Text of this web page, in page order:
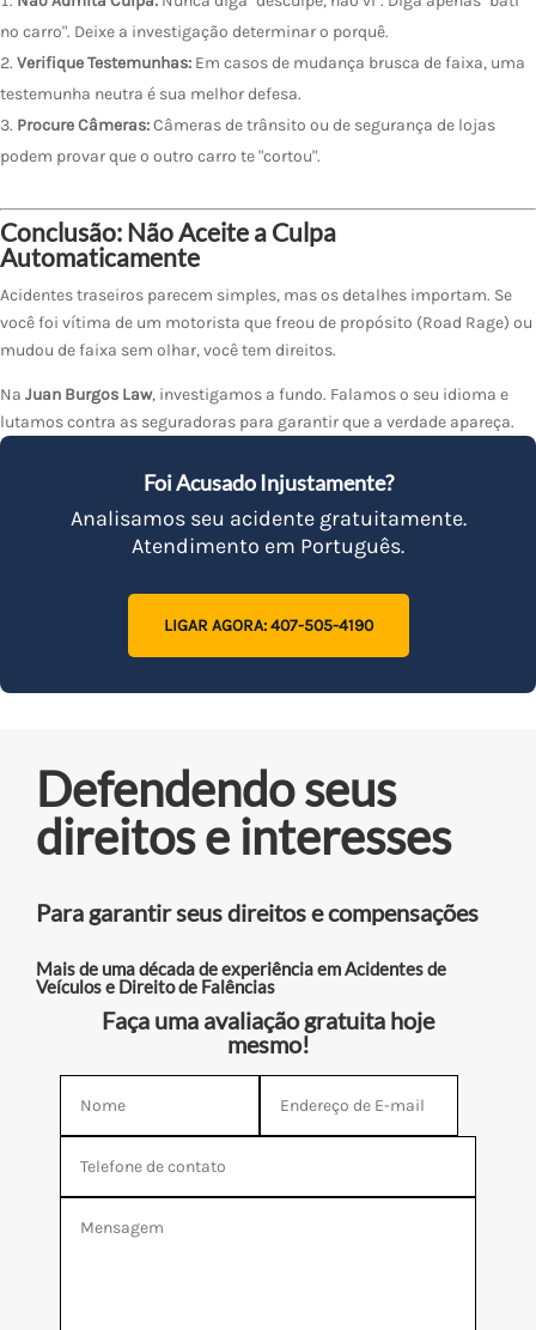
no carro". Deixe a investigação determinar o porquê.
Verifique Testemunhas: Em casos de mudança brusca de faixa, uma
testemunha neutra é sua melhor defesa.
Procure Câmeras:Câmeras de trânsito ou de segurança de lojas
podem provar que o outro carro te "cortou".
Conclusão: Não Aceite a Culpa
Automaticamente
Acidentes traseiros parecem simples, mas os detalhes importam. Se
você foi vítima de um motorista que freou de propósito (Road Rage) ou
mudou de faixa sem olhar, você tem direitos.
Na Juan Burgos Law, investigamos a fundo. Falamos o seu idioma e
lutamos contra as seguradoras para garantir que a verdade apareça.
Foi Acusado Injustamente?
Analisamos seu acidente gratuitamente.
Atendimento em Português.
LIGAR AGORA: 407-505-4190
Defendendo seus
direitos e interesses
Para garantir seus direitos e compensações
Mais de uma década de experiência em Acidentes de
Veículos e Direito de Falências
Faça uma avaliação gratuita hoje
mesmo!